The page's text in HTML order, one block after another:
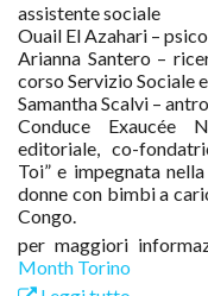
assistente sociale
Ouail El Azahari –
Arianna Santero –
corso Servizio Sociale
Samantha Scalvi –
Conduce Exaucée
editoriale, co-
Toi” e impegnata
donne con bimbi a
Congo.
per maggiori
Month Torino